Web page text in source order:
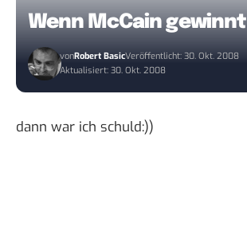
Wenn McCain gewinnt
vonRobert BasicVeröffentlicht: 30. Okt. 2008
Aktualisiert: 30. Okt. 2008
dann war ich schuld:))